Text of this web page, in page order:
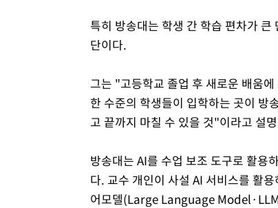
특히 방송대는 학생 간 학습 편차가
단이다.
그는 "고등학교 졸업 후 새로운 배움
한 수준의 학생들이 입학하는 곳이 방
고 끝까지 마칠 수 있을 것"이라고 설
방송대는 AI를 수업 보조 도구로 활용
다. 교수 개인이 사설 AI 서비스를 활
어모델(Large Language